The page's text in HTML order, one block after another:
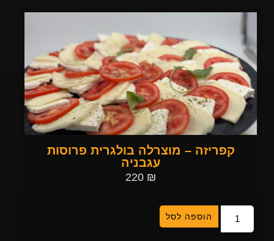
קפריזה – מוצרלה בולגרית פרוסות
עגבניה
₪
הוספה לסל